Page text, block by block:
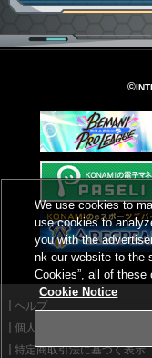
©
ヘルプ
個人情報等保護方針
特定商取引法に基づく表示
We use cookies to
use cookies to
you with the
nk our website to the
Cookies”, all of
Cookie Notice